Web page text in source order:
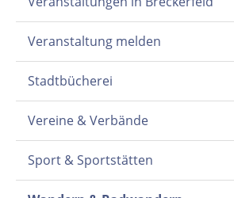
Veranstaltung melden
Stadtbücherei
Vereine & Verbände
Sport & Sportstätten